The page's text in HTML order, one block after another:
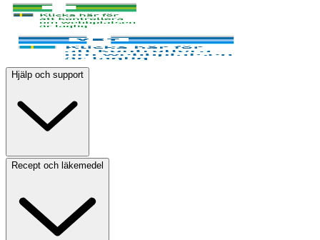
Hjälp och support
Recept och läkemedel